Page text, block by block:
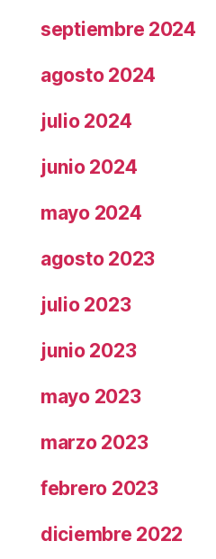
septiembre 2024
agosto 2024
julio 2024
junio 2024
mayo 2024
agosto 2023
julio 2023
junio 2023
mayo 2023
marzo 2023
febrero 2023
diciembre 2022